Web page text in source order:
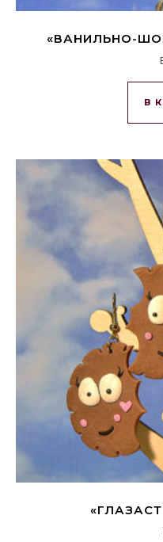
«ВАНИЛЬНО-
В